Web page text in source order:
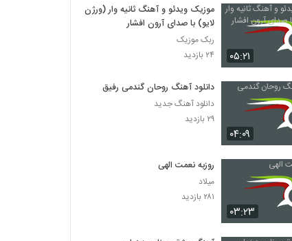
۰۵:۲۱
موزیک ویدئو و آهنگ ثانیه وار (ورژن
لایو) با صدای آرون افشار
ربک موزیک
۲۴ بازدید
۰۴:۰۹
دانلود آهنگ روحان گندمی رفیق
دانلود آهنگ جدید
۲۹ بازدید
۰۳:۲۳
روزبه نعمت الهی
میلاد
۲۸۱ بازدید